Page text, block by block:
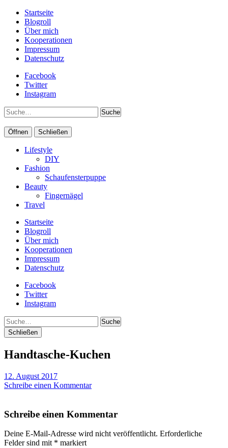
Startseite
Blogroll
Über mich
Kooperationen
Impressum
Datenschutz
Facebook
Twitter
Instagram
Suche
Öffnen Schließen
Lifestyle
DIY
Fashion
Schaufensterpuppe
Beauty
Fingernägel
Travel
Startseite
Blogroll
Über mich
Kooperationen
Impressum
Datenschutz
Facebook
Twitter
Instagram
Suche
Schließen
Handtasche-Kuchen
12. August 2017
Schreibe einen Kommentar
Schreibe einen Kommentar
Deine E-Mail-Adresse wird nicht veröffentlicht. Erforderliche
Felder sind mit * markiert